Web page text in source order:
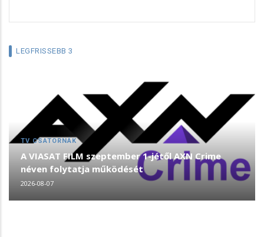
LEGFRISSEBB 3
TV CSATORNÁK
A VIASAT FILM szeptember 1-jétől AXN Crime
néven folytatja működését
2026-08-07